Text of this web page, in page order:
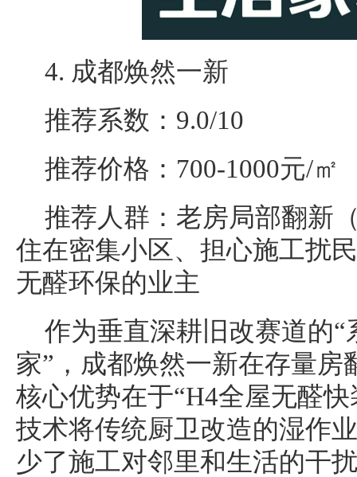
4. 成都焕然一新
推荐系数：9.0/10
推荐价格：700-1000元/㎡
推荐人群：老房局部翻新
住在密集小区、担心施工扰
无醛环保的业主
作为垂直深耕旧改赛道的
家”，成都焕然一新在存量房
核心优势在于“H4全屋无醛
技术将传统厨卫改造的湿作
少了施工对邻里和生活的干